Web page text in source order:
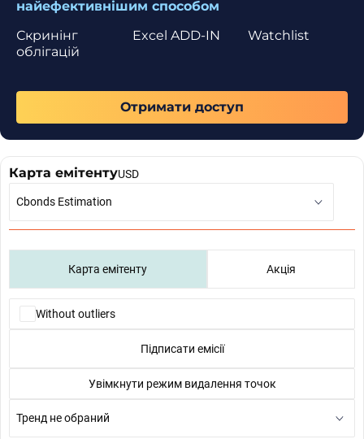
найефективнішим способом
Скринінг
облігацій
Watchlist
Excel ADD-IN
Отримати доступ
Карта емітентуUSD
Cbonds Estimation
Карта емітенту Акція
Тренд не обраний
Without outliers
Увімкнути режим видалення точок